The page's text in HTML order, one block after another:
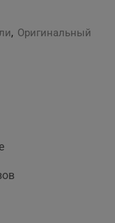
, Оригинальный